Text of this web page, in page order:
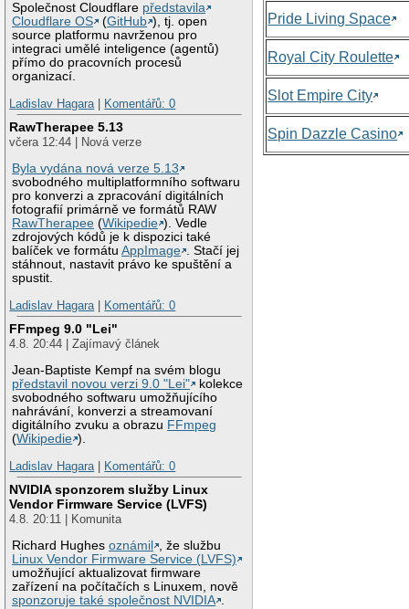
Společnost Cloudflare představila
Cloudflare OS
(GitHub ), tj. open
source platformu navrženou pro
integraci umělé inteligence (agentů)
přímo do pracovních procesů
organizací.
Ladislav Hagara
Komentářů: 0
RawTherapee 5.13
včera 12:44 | Nová verze
Byla vydána nová verze 5.13
svobodného multiplatformního softwaru
pro konverzi a zpracování digitálních
fotografií primárně ve formátů RAW
RawTherapee (Wikipedie ). Vedle
zdrojových kódů je k dispozici také
balíček ve formátuAppImage . Stačí jej
stáhnout, nastavit právo ke spuštění a
spustit.
Ladislav Hagara
Komentářů: 0
FFmpeg 9.0 "Lei"
4.8. 20:44 | Zajímavý článek
Jean-Baptiste Kempf na svém blogu
představil novou verzi 9.0 "Lei"
kolekce
svobodného softwaru umožňujícího
nahrávání, konverzi a streamovaní
digitálního zvuku a obrazu FFmpeg
(Wikipedie ).
Ladislav Hagara
Komentářů: 0
NVIDIA sponzorem služby Linux
Vendor Firmware Service (LVFS)
4.8. 20:11 | Komunita
Richard Hughesoznámil
, že službu
Linux Vendor Firmware Service (LVFS)
umožňující aktualizovat firmware
zařízení na počítačích s Linuxem, nově
sponzoruje také společnost NVIDIA .
Pride Living Space
Royal City Roulette
Slot Empire City
Spin Dazzle Casino